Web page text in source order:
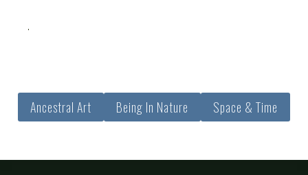
.
Ancestral Art Being In Nature Space & Time